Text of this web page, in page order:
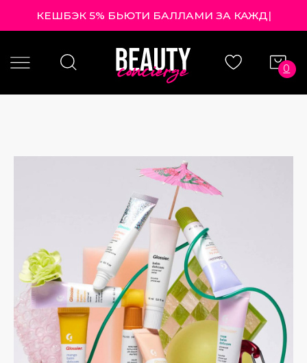
КЕШБЭК 5% БЬЮТИ БАЛЛАМИ З|